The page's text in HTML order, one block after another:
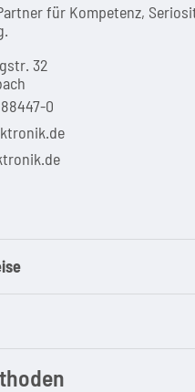
für Kom­pe­tenz,
32
0